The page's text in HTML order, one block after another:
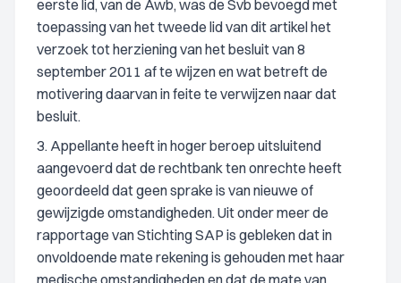
eerste lid, van de Awb, was de Svb bevoegd met
toepassing van het tweede lid van dit artikel het
verzoek tot herziening van het besluit van 8
september 2011 af te wijzen en wat betreft de
motivering daarvan in feite te verwijzen naar dat
besluit.
3. Appellante heeft in hoger beroep uitsluitend
aangevoerd dat de rechtbank ten onrechte heeft
geoordeeld dat geen sprake is van nieuwe of
gewijzigde omstandigheden. Uit onder meer de
rapportage van Stichting SAP is gebleken dat in
onvoldoende mate rekening is gehouden met haar
medische omstandigheden en dat de mate van